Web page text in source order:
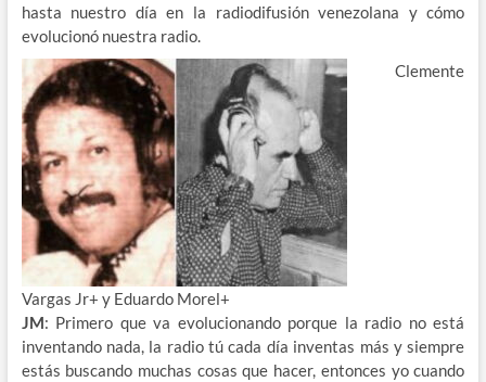
hasta nuestro día en la radiodifusión venezolana y cómo
evolucionó nuestra radio.
Clemente
Vargas Jr+ y Eduardo Morel+
JM: Primero que va evolucionando porque la radio no está
inventando nada, la radio tú cada día inventas más y siempre
estás buscando muchas cosas que hacer, entonces yo cuando